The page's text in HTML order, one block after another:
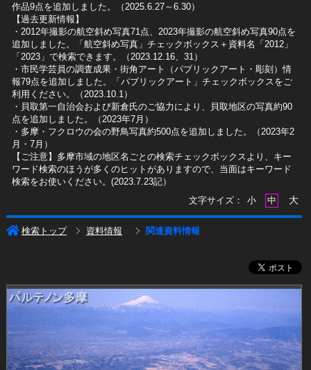
作品9点を追加しました。（2025.6.27～6.30）
【過去更新情報】
・2012年撮影の航空斜め写真71点、2023年撮影の航空斜め写真90点を
追加しました。「航空斜め写真」チェックボックス＋資料名「2012」
「2023」で検索できます。（2023.12.16、31）
​・市民学芸員の調査成果・街角アート（パブリックアート・彫刻）情
報79点を追加しました。「パブリックアート」チェックボックスをご
利用ください。（2023.10.1）
・貝取第一自治会および新倉氏のご協力により、貝取地区の写真約90
点を追加しました。（2023年7月）
・多摩・フクロウの会の野鳥写真約500点を追加しました。（2023年2
月・7月）
【ご注意】多摩市域の地区名ごとの検索チェックボックスより、キー
ワード検索のほうが多くのヒットがありますので、当面はキーワード
検索をお使いください。(2023.7.23記）
文字サイズ：
小 中 大
検索トップ 資料情報 関連資料情報